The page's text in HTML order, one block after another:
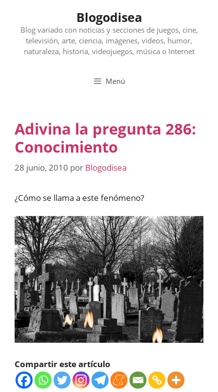
contenido
Blogodisea
Blog variado con noticias y secciones de juegos, cine,
televisión, arte, ciencia, imágenes, videos, humor,
naturaleza, historia, videojuegos, música o Internet
Menú
Adivina la pregunta 286:
Conocimiento
28 junio, 2010 por Blogodisea
¿Cómo se llama a este fenómeno?
Compartir este artículo